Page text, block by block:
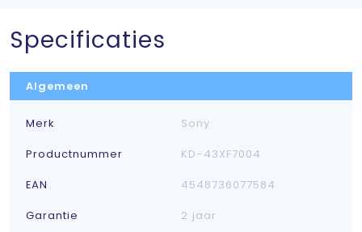
Specificaties
Algemeen
Merk
Sony
Productnummer
KD-43XF7004
EAN
4548736077584
Garantie
2 jaar